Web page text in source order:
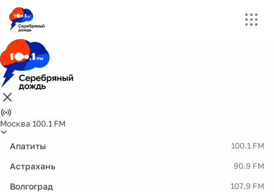
Москва 100.1 FM
Апатиты 100.1 FM
Астрахань 90.9 FM
Волгоград 107.9 FM